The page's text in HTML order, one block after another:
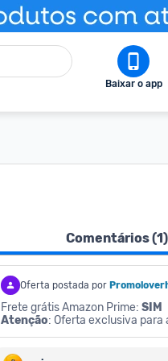
Baixar o app
Comentários (1)
Oferta postada por
Frete grátis Amazon Prime: SIM
Atenção: Oferta exclusiva para